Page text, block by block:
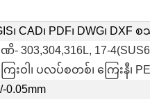
၊ CAD၊ PDF၊ DWG၊
17-
းဝါ၊ ပလပ်စတစ်၊ ကြေးနီ၊
0.05mm